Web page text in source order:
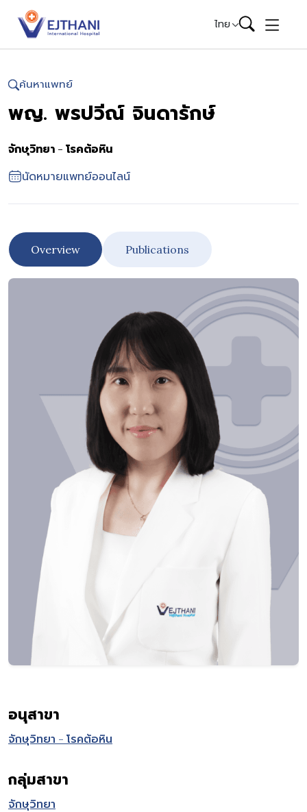
Skip to content
ไทย
ค้นหาแพทย์
พญ. พรปวีณ์ จินดารักษ์
จักษุวิทยา - โรคต้อหิน
นัดหมายแพทย์ออนไลน์
Overview Publications
อนุสาขา
จักษุวิทยา - โรคต้อหิน
กลุ่มสาขา
จักษุวิทยา